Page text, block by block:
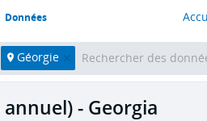
Données
Géorgie
- Georgia